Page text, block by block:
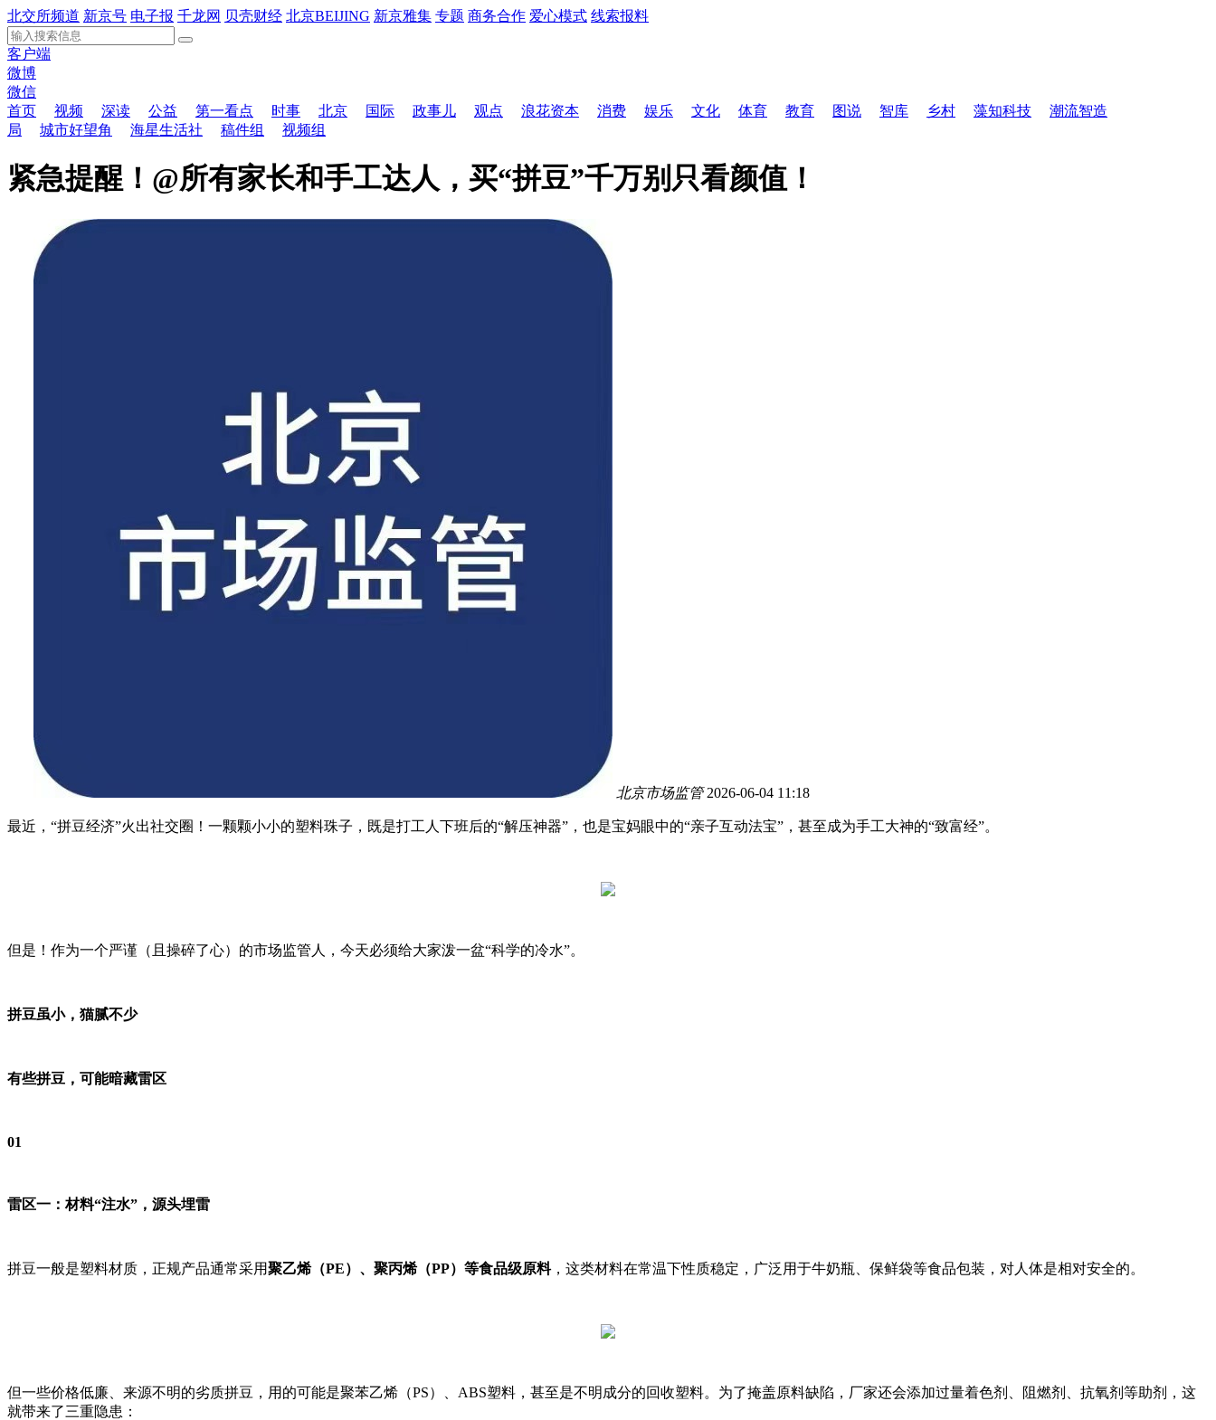
北交所频道 新京号 电子报 千龙网 贝壳财经 北京BEIJING 新京雅集 专题 商务合作 爱心模式 线索报料
客户端
微博
微信
首页
视频 深读 公益 第一看点 时事 北京 国际 政事儿 观点 浪花资本 消费 娱乐 文化 体育 教育 图说 智库 乡村 藻知科技
潮流智造
局
城市好望角 海星生活社 稿件组 视频组
紧急提醒！@所有家长和手工达人，买“拼豆”千万别只看颜值！
北京市场监管 2026-06-04 11:18
最近，“拼豆经济”火出社交圈！一颗颗小小的塑料珠子，既是打工人下班后的“解压神器”，也是宝妈眼中的“亲子互动法宝”，甚至成为手工大神的“致富经”。
但是！作为一个严谨（且操碎了心）的市场监管人，今天必须给大家泼一盆“科学的冷水”。
拼豆虽小，猫腻不少
有些拼豆，可能暗藏雷区
01
雷区一：材料“注水”，源头埋雷
拼豆一般是塑料材质，正规产品通常采用聚乙烯（PE）、聚丙烯（PP） 等食品级原料，这类材料在常温下性质稳定，广泛用于牛奶瓶、保鲜袋等食品包装，对人体是相对安全的。
但一些价格低廉、来源不明的劣质拼豆，用的可能是聚苯乙烯（PS）、ABS塑料，甚至是不明成分的回收塑料。为了掩盖原料缺陷，厂家还会添加过量着色剂、阻燃剂、抗氧剂等助剂，这
就带来了三重隐患：